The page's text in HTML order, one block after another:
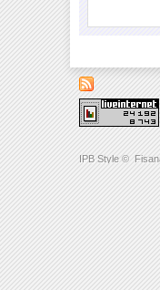
IPB Style ©